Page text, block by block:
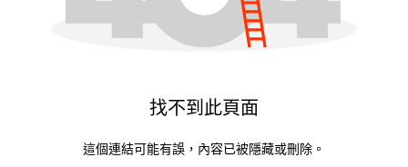
找不到此頁面
這個連結可能有誤，內容已被隱藏或刪除。